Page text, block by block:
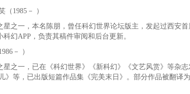
（1985－ ）
一，本名陈朋，曾任科幻世界论坛版主，发起过西安
科幻APP，负责其稿件审阅和后台更新。
－ ）
一，已在《科幻世界》《新科幻》《文艺风赏》等杂志
》等，已出版短篇作品集《完美末日》。部分作品被翻译